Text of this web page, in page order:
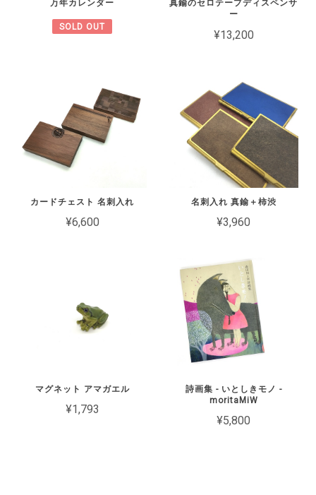
万年カレンダー
SOLD OUT
真鍮のセロテープディスペンサ
ー
¥13,200
カードチェスト 名刺入れ
¥6,600
名刺入れ 真鍮＋柿渋
¥3,960
マグネット アマガエル
¥1,793
詩画集 - いとしきモノ -
moritaMiW
¥5,800